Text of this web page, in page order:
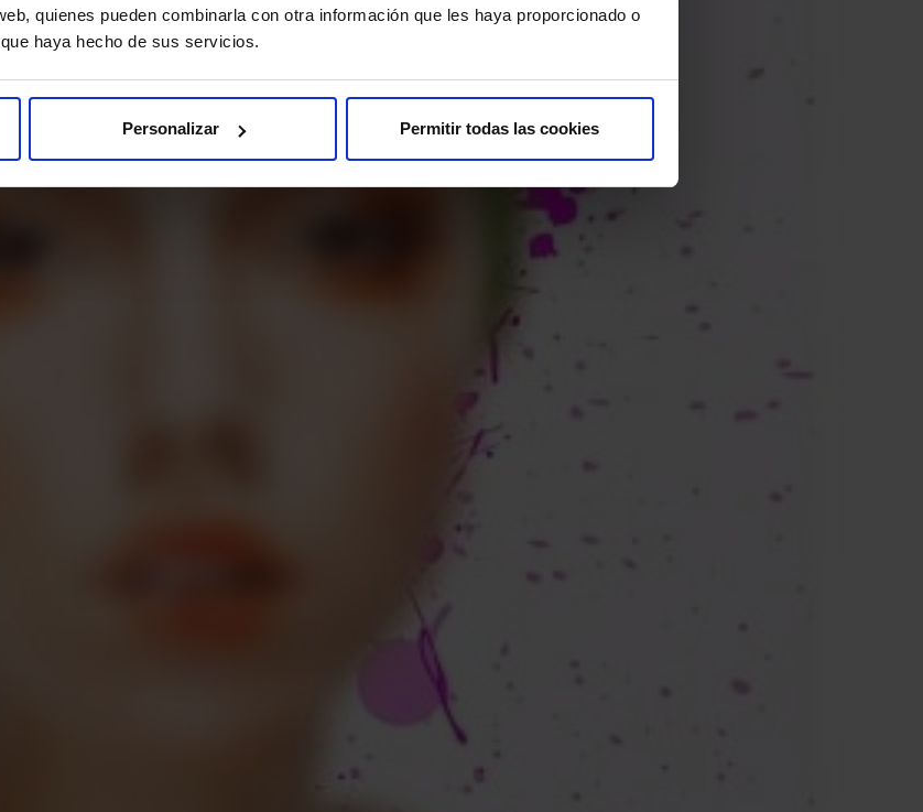
quienes pueden combinarla con otra información que les haya proporcionado o
haya hecho de sus servicios.
Personalizar Permitir todas las cookies